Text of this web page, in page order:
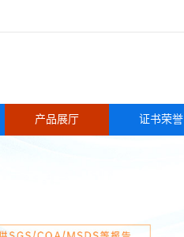
产品展厅 证书荣誉